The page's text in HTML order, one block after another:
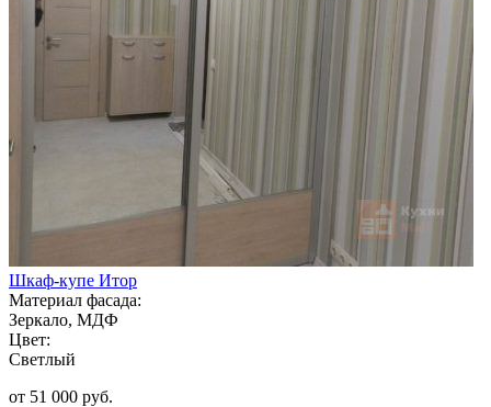
Шкаф-купе Итор
Материал фасада:
Зеркало, МДФ
Цвет:
Светлый
от 51 000 руб.